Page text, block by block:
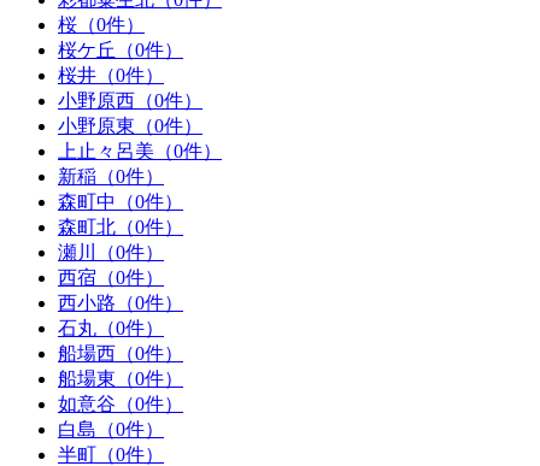
桜（0件）
桜ケ丘（0件）
桜井（0件）
小野原西（0件）
小野原東（0件）
上止々呂美（0件）
新稲（0件）
森町中（0件）
森町北（0件）
瀬川（0件）
西宿（0件）
西小路（0件）
石丸（0件）
船場西（0件）
船場東（0件）
如意谷（0件）
白島（0件）
半町（0件）